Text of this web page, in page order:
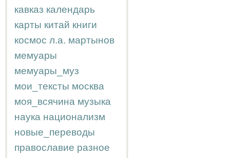
кавказ календарь
карты китай книги
космос л.а. мартынов
мемуары
мемуары_муз
мои_тексты москва
моя_всячина музыка
наука национализм
новые_переводы
православие разное